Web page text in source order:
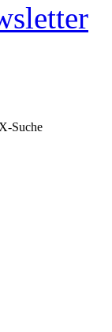
Suche